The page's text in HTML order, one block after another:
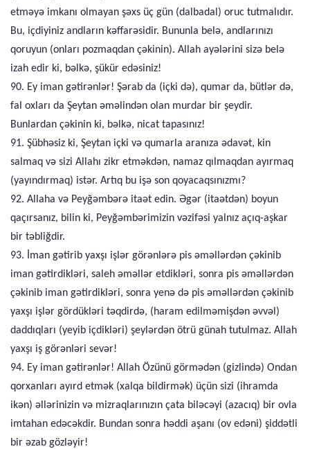
etməyə imkanı olmayan şəxs üç gün (dalbadal) oruc tutmalıdır.
Bu, içdiyiniz andların kəffarəsidir. Bununla belə, andlarınızı
qoruyun (onları pozmaqdan çəkinin). Allah ayələrini sizə belə
izah edir ki, bəlkə, şükür edəsiniz!
90. Ey iman gətirənlər! Şərab da (içki də), qumar da, bütlər də,
fal oxları da Şeytan əməlindən olan murdar bir şeydir.
Bunlardan çəkinin ki, bəlkə, nicat tapasınız!
91. Şübhəsiz ki, Şeytan içki və qumarla aranıza ədavət, kin
salmaq və sizi Allahı zikr etməkdən, namaz qılmaqdan ayırmaq
(yayındırmaq) istər. Artıq bu işə son qoyacaqsınızmı?
92. Allaha və Peyğəmbərə itaət edin. Əgər (itaətdən) boyun
qaçırsanız, bilin ki, Peyğəmbərimizin vəzifəsi yalnız açıq-aşkar
bir təbliğdir.
93. İman gətirib yaxşı işlər görənlərə pis əməllərdən çəkinib
iman gətirdikləri, saleh əməllər etdikləri, sonra pis əməllərdən
çəkinib iman gətirdikləri, sonra yenə də pis əməllərdən çəkinib
yaxşı işlər gördükləri təqdirdə, (haram edilməmişdən əvvəl)
daddıqları (yeyib içdikləri) şeylərdən ötrü günah tutulmaz. Allah
yaxşı iş görənləri sevər!
94. Ey iman gətirənlər! Allah Özünü görmədən (gizlində) Ondan
qorxanları ayırd etmək (xalqa bildirmək) üçün sizi (ihramda
ikən) əllərinizin və mizraqlarınızın çata biləcəyi (azacıq) bir ovla
imtahan edəcəkdir. Bundan sonra həddi aşanı (ov edəni) şiddətli
bir əzab gözləyir!